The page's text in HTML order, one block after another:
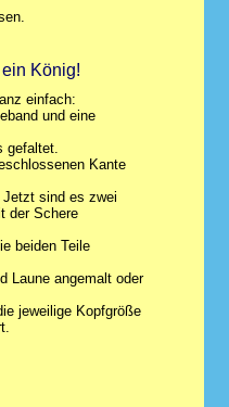
König!
einfach:
und eine
gefaltet.
Kante
sind es zwei
der Schere
beiden Teile
Laune angemalt oder
jeweilige Kopfgröße